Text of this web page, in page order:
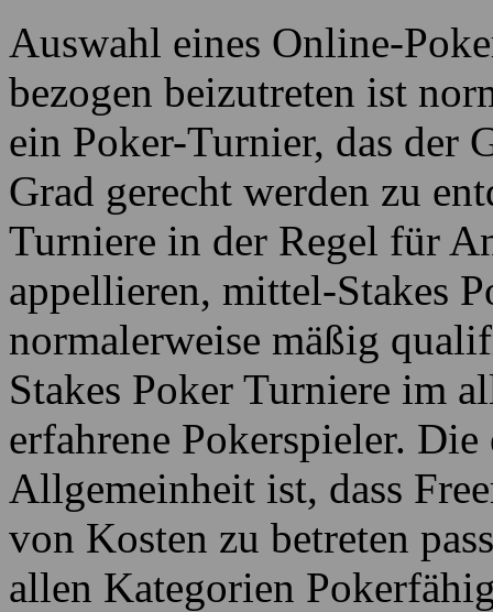
Auswahl eines Online-
bezogen beizutreten ist
ein Poker-Turnier, das der
Grad gerecht werden zu
Turniere in der Regel für
appellieren, mittel-Stakes
normalerweise mäßig
Stakes Poker Turniere im
erfahrene Pokerspieler.
Allgemeinheit ist, dass
von Kosten zu betreten
allen Kategorien